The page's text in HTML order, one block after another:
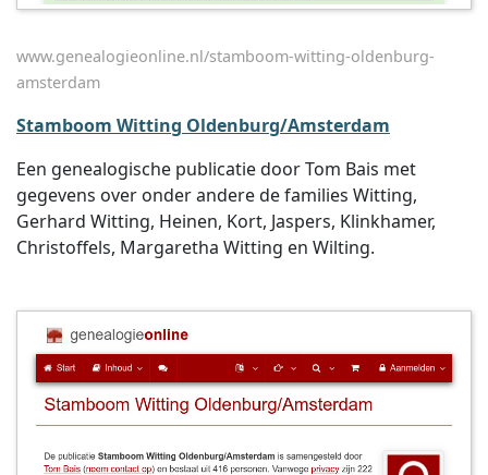
www.genealogieonline.nl/stamboom-witting-oldenburg-
amsterdam
Stamboom Witting Oldenburg/Amsterdam
Een genealogische publicatie door Tom Bais met
gegevens over onder andere de families Witting,
Gerhard Witting, Heinen, Kort, Jaspers, Klinkhamer,
Christoffels, Margaretha Witting en Wilting.